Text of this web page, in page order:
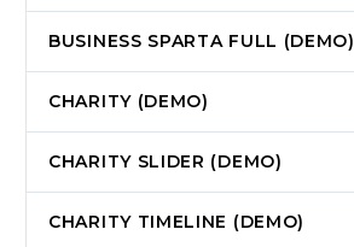
BUSINESS SPARTA FULL (DEMO)
CHARITY (DEMO)
CHARITY SLIDER (DEMO)
CHARITY TIMELINE (DEMO)